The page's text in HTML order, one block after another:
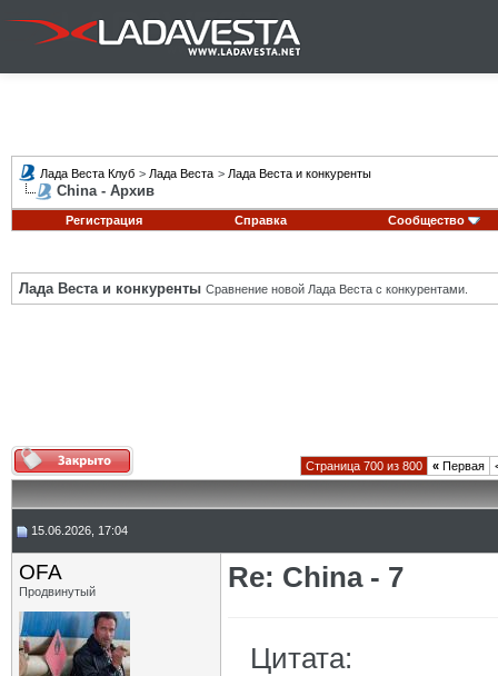
Лада Веста Клуб > Лада Веста > Лада Веста и конкуренты
China - Архив
Регистрация Справка Сообщество
Лада Веста и конкуренты Сравнение новой Лада Веста с конкурентами.
Страница 700 из 800 « Первая
15.06.2026, 17:04
OFA
Продвинутый Re: China - 7
Цитата: